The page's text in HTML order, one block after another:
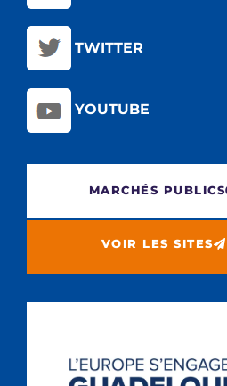
TWITTER
YOUTUBE
MARCHÉS PUBLICS
VOIR LES SITES